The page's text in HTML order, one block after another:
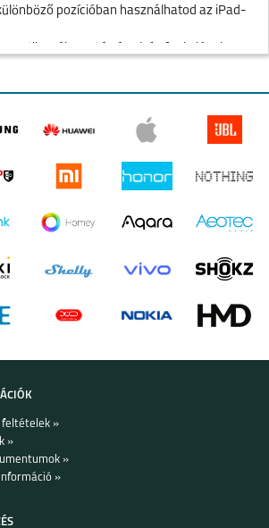
pozícióban használhatod az iPad-
takaríthatsz meg.
feltételek »
»
»
»